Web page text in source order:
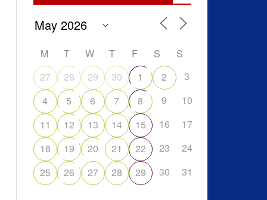
M T W T F S
S
27
28 29 30 1 2
3
4
5 6 7 8 9
10
11
12 13 14 15 16
17
18
19 20 21 22 23
24
25
26 27 28 29 30 31